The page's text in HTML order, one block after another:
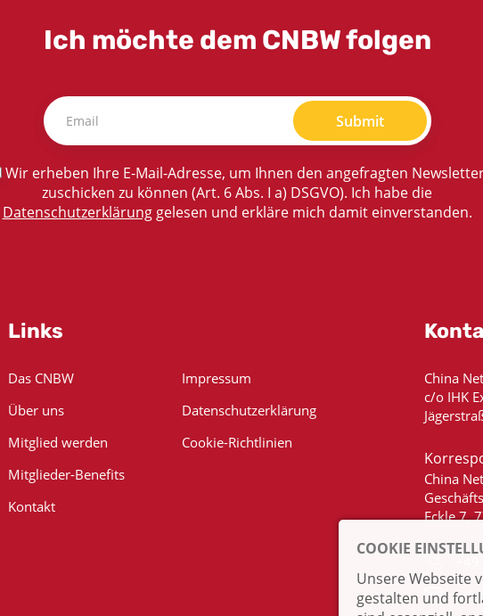
Ich möchte dem CNBW folgen
Submit
Wir erheben Ihre E-Mail-Adresse, um Ihnen den angefragten
zuschicken zu können (Art. 6 Abs. I a) DSGVO). Ich habe die
Datenschutzerklärunggelesen und erkläre mich damit einverstanden.
Links
Das CNBW
Über uns
Mitglied werden
Mitglieder-Benefits
Kontakt
Impressum
Datenschutzerklärung
Cookie-Richtlinien
China
c/o IHK
China
Eckle 7,
COOKIE
Unsere Webseite
gestalten und